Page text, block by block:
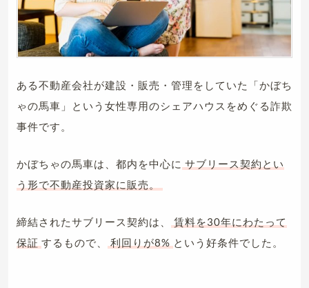
ある不動産会社が建設・販売・管理をしていた「かぼち
ゃの馬車」という女性専用のシェアハウスをめぐる詐欺
事件です。
かぼちゃの馬車は、都内を中心に サブリース契約とい
う形で不動産投資家に販売。
締結されたサブリース契約は、
賃料を30年にわたって
保証 するもので、 利回りが8% という好条件でした。